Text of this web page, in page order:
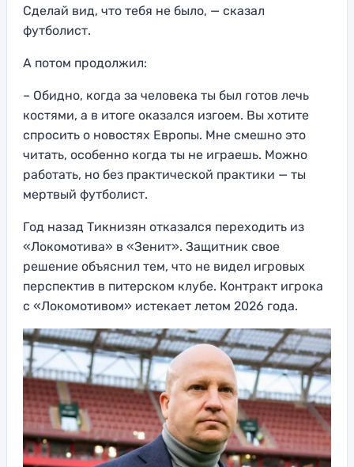
Сделай вид, что тебя не было, — сказал
футболист.
А потом продолжил:
– Обидно, когда за человека ты был готов лечь
костями, а в итоге оказался изгоем. Вы хотите
спросить о новостях Европы. Мне смешно это
читать, особенно когда ты не играешь. Можно
работать, но без практической практики — ты
мертвый футболист.
Год назад Тикнизян отказался переходить из
«Локомотива» в «Зенит». Защитник свое
решение объяснил тем, что не видел игровых
перспектив в питерском клубе. Контракт игрока
с «Локомотивом» истекает летом 2026 года.